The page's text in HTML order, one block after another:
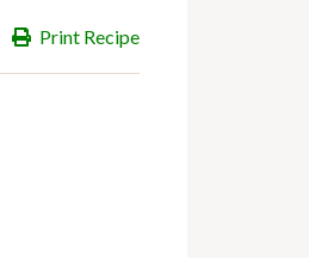
Print Recipe